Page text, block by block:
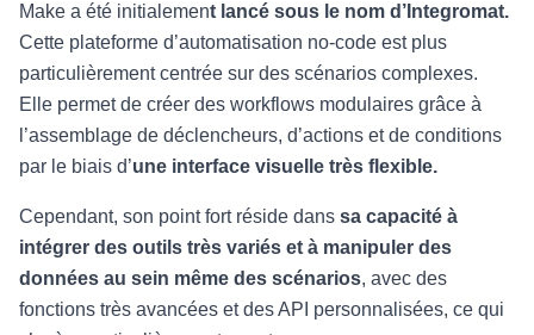
Make a été initialement lancé sous le nom d’Integromat.
Cette plateforme d’automatisation no-code est plus
particulièrement centrée sur des scénarios complexes.
Elle permet de créer des workflows modulaires grâce à
l’assemblage de déclencheurs, d’actions et de conditions
par le biais d’une interface visuelle très flexible.
Cependant, son point fort réside dans sa capacité à
intégrer des outils très variés et à manipuler des
données au sein même des scénarios, avec des
fonctions très avancées et des API personnalisées, ce qui